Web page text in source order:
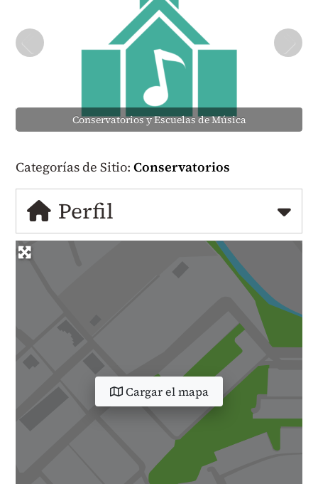
Conservatorios y Escuelas de Música
Categorías de Sitio:Conservatorios
Perfil
Cargar el mapa